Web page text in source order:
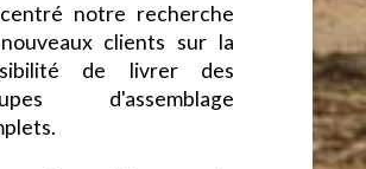
notre recherche
clients sur la
de livrer des
d'assemblage